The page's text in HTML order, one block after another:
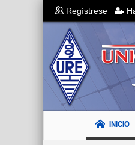
Regístrese
INICIO